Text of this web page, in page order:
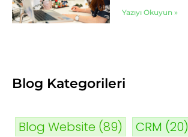
Yazıyı Okuyun »
Blog Kategorileri
Blog Website (89) CRM (20)